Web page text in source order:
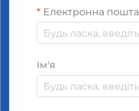
Електронна пошта
Ім'я